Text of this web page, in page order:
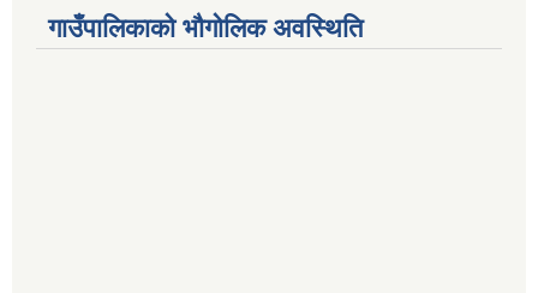
गाउँपालिकाको भौगोलिक अवस्थिति